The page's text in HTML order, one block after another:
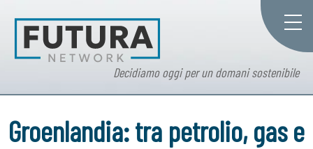
Decidiamo oggi per un domani sostenibile
Groenlandia: tra petrolio, gas e